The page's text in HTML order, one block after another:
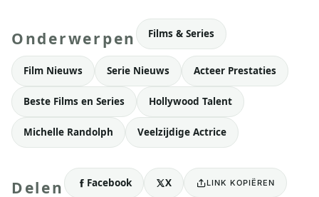
Onderwerpen Films & Series
Film Nieuws Serie Nieuws Acteer Prestaties
Beste Films en Series Hollywood Talent
Michelle Randolph Veelzijdige Actrice
Delen Facebook X LINK KOPIËREN